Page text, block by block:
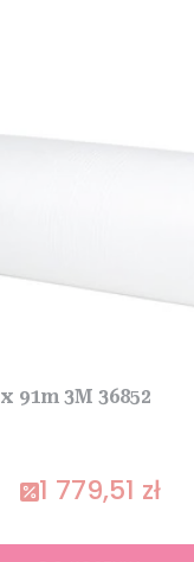
91m 3M 36852
Cena promocyjna
1 779,51 zł